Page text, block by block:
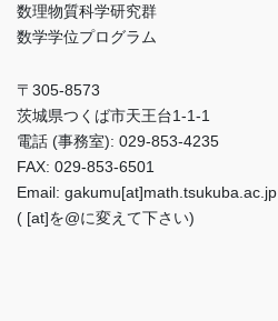
数理物質科学研究群
数学学位プログラム
〒305-8573
茨城県つくば市天王台1-1-1
電話 (事務室): 029-853-4235
FAX: 029-853-6501
Email: gakumu[at]math.tsukuba.ac.jp
( [at]を@に変えて下さい)